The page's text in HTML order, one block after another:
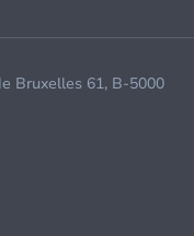
Bruxelles 61, B-5000